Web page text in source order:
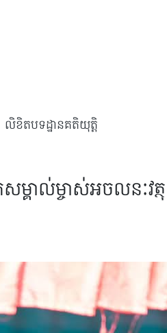
លិខិតបទដ្ឋានគតិយុត្តិ
គាល់ម្ចាស់អចលនៈវត្